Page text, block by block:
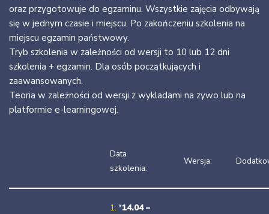
oraz przygotowuje do egzaminu. Wszystkie zajęcia odbywają
się w jednym czasie i miejscu. Po zakończeniu szkolenia na
miejscu egzamin państwowy.
Tryb szkolenia w zależności od wersji to 10 lub 12 dni
szkolenia + egzamin. Dla osób początkujących i
zaawansowanych.
Teoria w zależności od wersji z wykladami na zywo lub na
platformie e-learningowej.
Data
szkolenia:
Wersja:
1. *14.04 –